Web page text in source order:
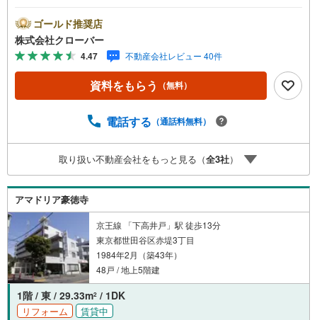
●住宅ローン、諸費用ローンお気軽にご相談下さい！世田谷
区上祖師谷に佇む上祖師谷ハイツ。京王線「仙川」駅徒歩1
2分、京王線「千歳烏山」駅徒歩23分の立地です。駅前には
スーパーや飲食店、ドラッグストアなど生活利便施設が充
実し、公園や医療施設も身近に揃う暮らしやすい住環境。
閑静な住宅街に位置し、落ち着いた雰囲気です。1980年
よる管理体制も良好。お部屋は3階部分、陽当り良好な新規
なの？■分からない事、何でもご相談下さい。■随時！内覧
可能です！■平日・土日・祝祭日…日程・時間はいつでも調
整可能。ご指定の場所にお車でお迎えに上がります。■不動
産購入のご相談も随時開催中！■ ○住宅ローンのご相談
○買換えのご相談 ○ご自宅査定のご相談 ○弊社買取も行
っております！
ゴールド推奨店
株式会社クローバー
4.47 不動産会社レビュー 40件
資料をもらう （無料）
電話する （通話料無料）
取り扱い不動産会社をもっと見る（全3社）
アマドリア豪徳寺
京王線 「下高井戸」駅 徒歩13分
東京都世田谷区赤堤3丁目
1984年2月（築43年）
48戸 / 地上5階建
1階 / 東 / 29.33m2 / 1DK
リフォーム 賃貸中